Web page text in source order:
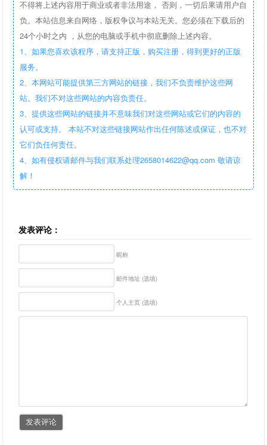
不得将上述内容用于商业或者非法用途， 否则，一切后果请用户自
负。本站信息来自网络，版权争议与本站无关。您必须在下载后的
24个小时之内 ，从您的电脑或手机中彻底删除上述内容。
1、如果您喜欢该程序，请支持正版，购买注册，得到更好的正版
服务。
2、本网站可能提供第三方网站的链接，我们不负责维护这些网
站。我们不对这些网站的内容负责任。
3、提供这些网站的链接并不意味我们对这些网站或它们的内容的
认可或支持。 本站不对这些链接网站作出任何陈述或保证，也不对
它们负任何责任。
4、如有侵权请邮件与我们联系处理2658014622@qq.com 敬请谅
解！
发表评论：
昵称
邮件地址 (选填)
个人主页 (选填)